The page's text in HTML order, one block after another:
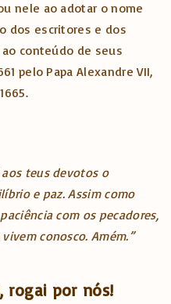
nele ao adotar o nome
dos escritores e dos
conteúdo de seus
pelo Papa Alexandre VII,
teus devotos o
e paz. Assim como
com os pecadores,
conosco. Amém.”
rogai por nós!